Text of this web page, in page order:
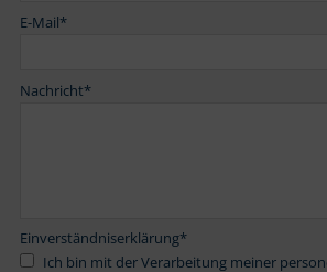
E-Mail*
Nachricht*
Einverständniserklärung*